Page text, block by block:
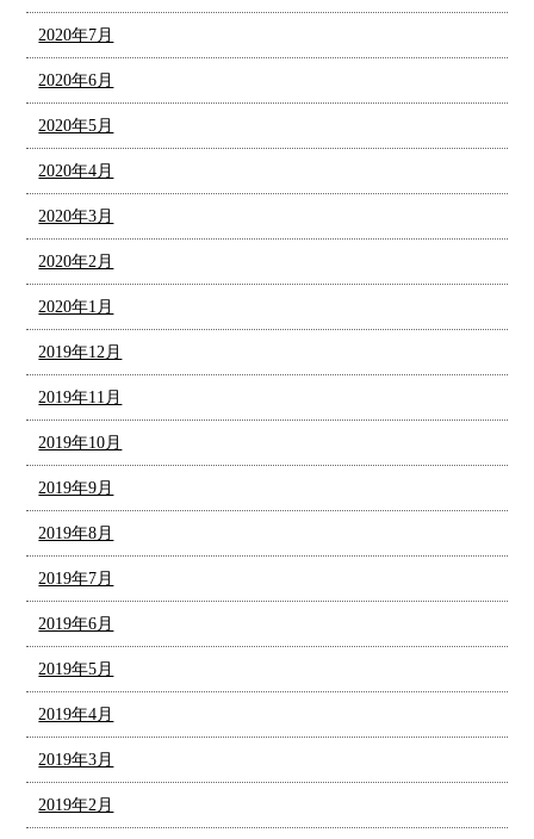
2020年7月
2020年6月
2020年5月
2020年4月
2020年3月
2020年2月
2020年1月
2019年12月
2019年11月
2019年10月
2019年9月
2019年8月
2019年7月
2019年6月
2019年5月
2019年4月
2019年3月
2019年2月